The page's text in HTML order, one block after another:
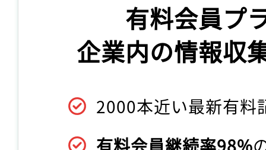
有料会員プ
企業内の情報収
2000本近い最新有料